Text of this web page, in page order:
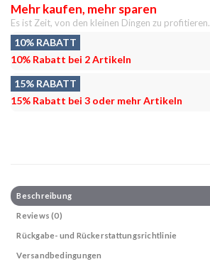
Mehr kaufen, mehr sparen
Es ist Zeit, von den kleinen Dingen zu profitieren.
10% RABATT
10% Rabatt bei 2 Artikeln
15% RABATT
15% Rabatt bei 3 oder mehr Artikeln
Beschreibung
Reviews (0)
Rückgabe- und Rückerstattungsrichtlinie
Versandbedingungen